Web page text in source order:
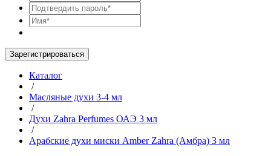
Зарегистрироваться
Каталог
/
Масляные духи 3-4 мл
/
Духи Zahra Perfumes ОАЭ 3 мл
/
Арабские духи миски Amber Zahra (Амбра) 3 мл